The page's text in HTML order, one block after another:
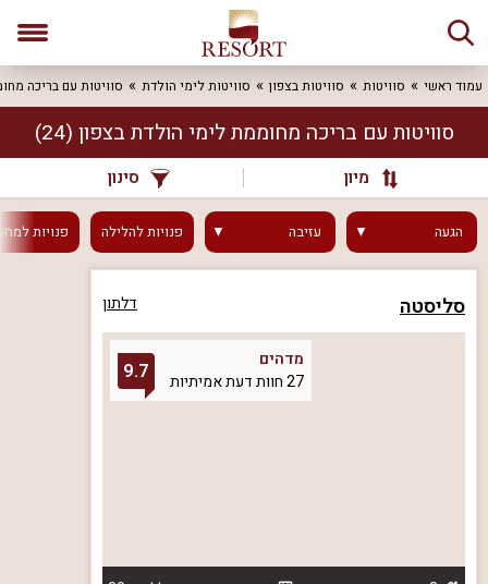
עמוד ראשי סוויטות סוויטות בצפון סוויטות לימי הולדת סוויטות עם בריכה
סוויטות עם בריכה מחוממת לימי הולדת בצפון (24)
מיון סינון
הגעה עזיבה פנויותלהלילה פנויות
סליסטה דלתון
מדהים
27 חוות דעת אמיתיות
9.7